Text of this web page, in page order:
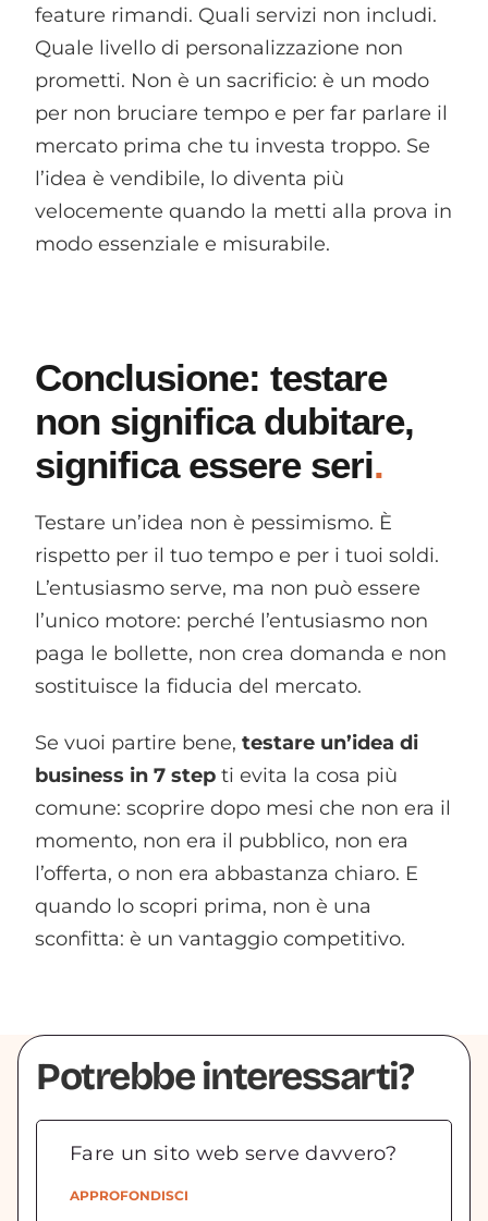
feature rimandi. Quali servizi non includi.
Quale livello di personalizzazione non
prometti. Non è un sacrificio: è un modo
per non bruciare tempo e per far parlare il
mercato prima che tu investa troppo. Se
l’idea è vendibile, lo diventa più
velocemente quando la metti alla prova in
modo essenziale e misurabile.
Conclusione: testare
non significa dubitare,
significa essere seri
Testare un’idea non è pessimismo. È
rispetto per il tuo tempo e per i tuoi soldi.
L’entusiasmo serve, ma non può essere
l’unico motore: perché l’entusiasmo non
paga le bollette, non crea domanda e non
sostituisce la fiducia del mercato.
Se vuoi partire bene, testare un’idea di
business in 7 step ti evita la cosa più
comune: scoprire dopo mesi che non era il
momento, non era il pubblico, non era
l’offerta, o non era abbastanza chiaro. E
quando lo scopri prima, non è una
sconfitta: è un vantaggio competitivo.
Potrebbe interessarti?
Fare un sito web serve davvero?
APPROFONDISCI